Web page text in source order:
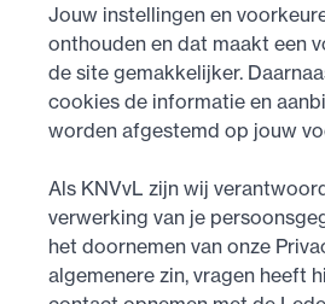
Jouw instellingen en
onthouden en dat maakt een
de site gemakkelijker.
cookies de informatie en
worden afgestemd op jouw
Als KNVvL zijn wij
verwerking van je
het doornemen van onze
algemenere zin, vragen heeft